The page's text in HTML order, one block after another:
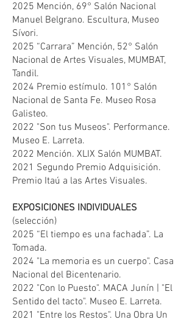
2025 Mención, 69° Salón Nacional
Manuel Belgrano. Escultura, Museo
Sívori.
2025 “Carrara” Mención, 52° Salón
Nacional de Artes Visuales, MUMBAT,
Tandil.
2024 Premio estímulo. 101° Salón
Nacional de Santa Fe. Museo Rosa
Galisteo.
2022 "Son tus Museos". Performance.
Museo E. Larreta.
2022 Mención. XLIX Salón MUMBAT.
2021 Segundo Premio Adquisición.
Premio Itaú a las Artes Visuales.
EXPOSICIONES INDIVIDUALES
(selección)
2025 “El tiempo es una fachada”. La
Tomada.
2024 "La memoria es un cuerpo". Casa
Nacional del Bicentenario.
2022 "Con lo Puesto". MACA Junín | "El
Sentido del tacto". Museo E. Larreta.
2021 "Entre los Restos". Una Obra Un